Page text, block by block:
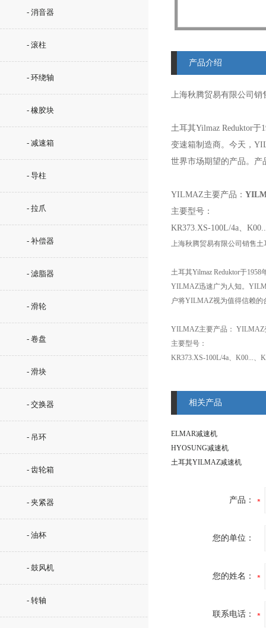
- 消音器
- 滚柱
- 环绕轴
- 橡胶块
- 减速箱
- 导柱
- 拉爪
- 补偿器
- 滤脂器
- 滑轮
- 卷盘
- 滑块
- 交换器
- 吊环
- 齿轮箱
- 夹紧器
- 油杯
- 鼓风机
- 转轴
产品介绍
上海秋腾贸易有限公司销
土耳其Yilmaz Reduktor
变速箱制造商。今天，
世界市场期望的产品。
YILMAZ主要产品：
主要型号：
KR373.XS-100L/4a、
上海秋腾贸易有限公司销售
土耳其Yilmaz Reduktor于
YILMAZ迅速广为人知。
户将YILMAZ视为值得信赖的
YILMAZ主要产品：
主要型号：
KR373.XS-100L/4a、K00...、
相关产品
ELMAR减速机
HYOSUNG减速机
土耳其YILMAZ减速机
产品：
您的单位：
您的姓名：
联系电话：